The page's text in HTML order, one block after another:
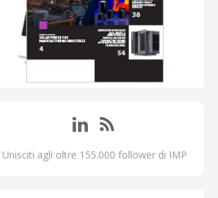
Unisciti agli oltre 155.000 follower di IMP